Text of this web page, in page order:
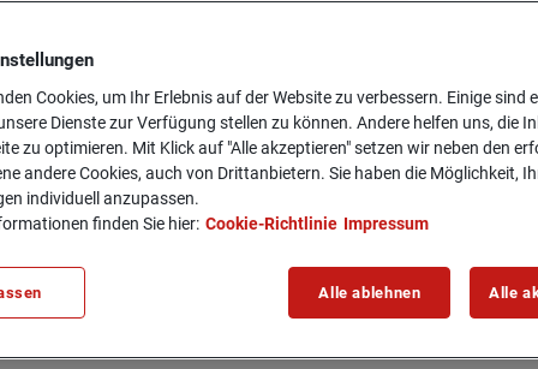
du wis­sen
es sich gewünscht, 2005 war es endlich
Sondervorschriften, die nicht nur die jungen
Cookies, um Ihr Erlebnis auf der Website zu verbessern. Einige sind
Dienste zur Verfügung stellen zu können. Andere helfen uns, die
zu optimieren. Mit Klick auf "Alle akzeptieren" setzen wir neben den
andere Cookies, auch von Drittanbietern. Sie haben die Möglichkeit,
individuell anzupassen.
finden Sie hier: Cookie-Richtlinie Impressum
Alle ablehnen Alle